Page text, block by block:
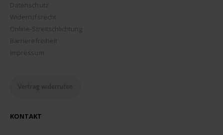
Datenschutz
Widerrufsrecht
Online-Streitschlichtung
Barrierefreiheit
Impressum
Vertrag widerrufen
KONTAKT